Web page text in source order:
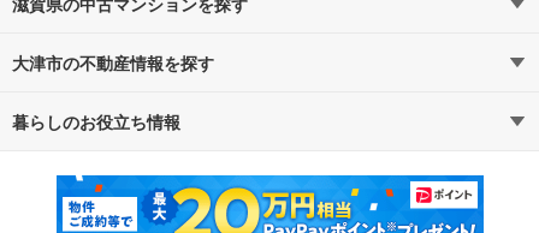
路線・駅から探す
通勤・通学時間から探す
大津市の不動産情報を探す
不動産・住宅
新築マンション 中古マンション
暮らしのお役立ち情報
マンションカタログ 教えて！住まいの先生